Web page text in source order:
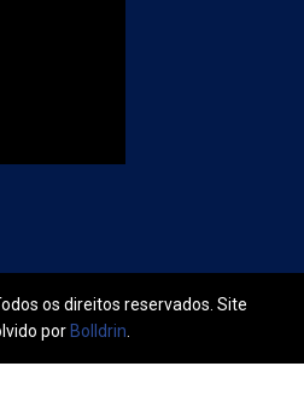
os direitos reservados. Site
por Bolldrin.